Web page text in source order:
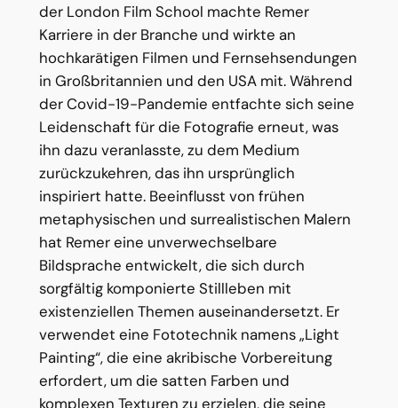
der London Film School machte Remer
Karriere in der Branche und wirkte an
hochkarätigen Filmen und Fernsehsendungen
in Großbritannien und den USA mit. Während
der Covid-19-Pandemie entfachte sich seine
Leidenschaft für die Fotografie erneut, was
ihn dazu veranlasste, zu dem Medium
zurückzukehren, das ihn ursprünglich
inspiriert hatte. Beeinflusst von frühen
metaphysischen und surrealistischen Malern
hat Remer eine unverwechselbare
Bildsprache entwickelt, die sich durch
sorgfältig komponierte Stillleben mit
existenziellen Themen auseinandersetzt. Er
verwendet eine Fototechnik namens „Light
Painting“, die eine akribische Vorbereitung
erfordert, um die satten Farben und
komplexen Texturen zu erzielen, die seine